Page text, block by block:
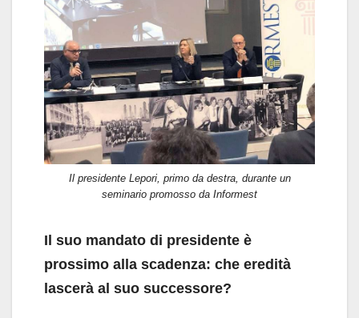
Il presidente Lepori, primo da destra, durante un
seminario promosso da Informest
Il suo mandato di presidente è
prossimo alla scadenza: che eredità
lascerà al suo successore?